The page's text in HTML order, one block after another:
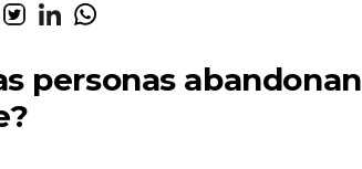
personas abandonan